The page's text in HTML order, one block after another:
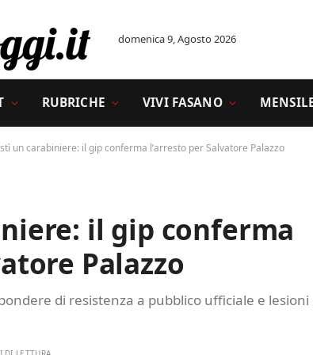
domenica 9, Agosto 2026
RUBRICHE VIVI FASANO
un carabiniere: il gip conferma l’arresto per Salvatore Palazzo
il gip conferma
Palazzo
di resistenza a pubblico ufficiale e